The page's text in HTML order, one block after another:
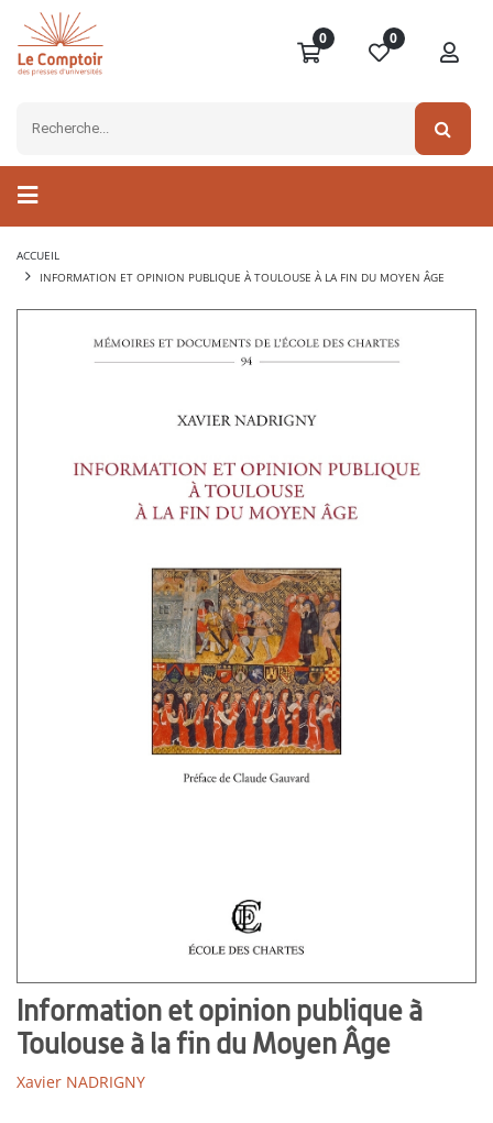
0 0
ACCUEIL
INFORMATION ET OPINION PUBLIQUE À TOULOUSE À LA FIN DU MOYEN ÂGE
Information et opinion publique à
Toulouse à la fin du Moyen Âge
Xavier NADRIGNY